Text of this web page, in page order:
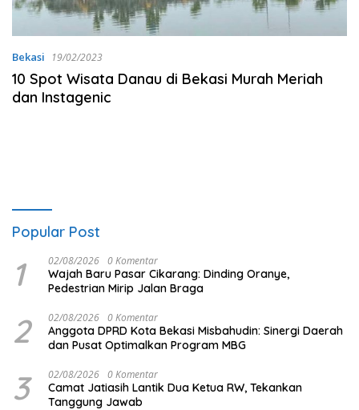
Bekasi 19/02/2023
10 Spot Wisata Danau di Bekasi Murah Meriah
dan Instagenic
Popular Post
1 02/08/2026 0 Komentar
Wajah Baru Pasar Cikarang: Dinding Oranye,
Pedestrian Mirip Jalan Braga
2 02/08/2026 0 Komentar
Anggota DPRD Kota Bekasi Misbahudin: Sinergi Daerah
dan Pusat Optimalkan Program MBG
3 02/08/2026 0 Komentar
Camat Jatiasih Lantik Dua Ketua RW, Tekankan
Tanggung Jawab